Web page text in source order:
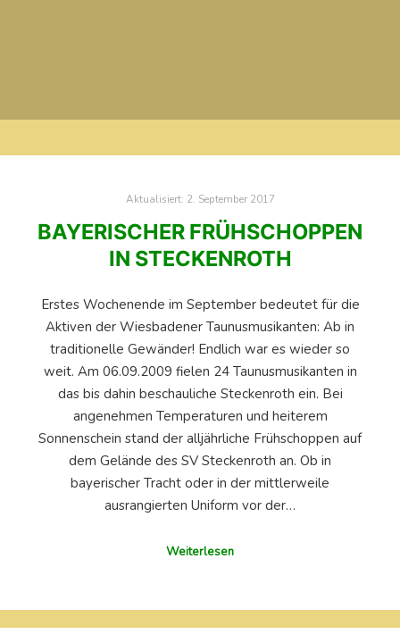
Aktualisiert: 2. September 2017
BAYERISCHER FRÜHSCHOPPEN
IN STECKENROTH
Erstes Wochenende im September bedeutet für die
Aktiven der Wiesbadener Taunusmusikanten: Ab in
traditionelle Gewänder! Endlich war es wieder so
weit. Am 06.09.2009 fielen 24 Taunusmusikanten in
das bis dahin beschauliche Steckenroth ein. Bei
angenehmen Temperaturen und heiterem
Sonnenschein stand der alljährliche Frühschoppen auf
dem Gelände des SV Steckenroth an. Ob in
bayerischer Tracht oder in der mittlerweile
ausrangierten Uniform vor der…
Weiterlesen